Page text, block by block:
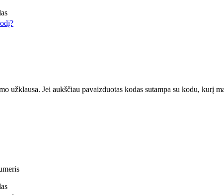
užklausa. Jei aukščiau pavaizduotas kodas sutampa su kodu, kurį